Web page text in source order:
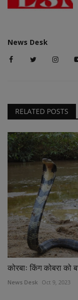
News Desk
RELATED POSTS
कोरबाः किंग कोबरा
News Desk Oct 9, 2023